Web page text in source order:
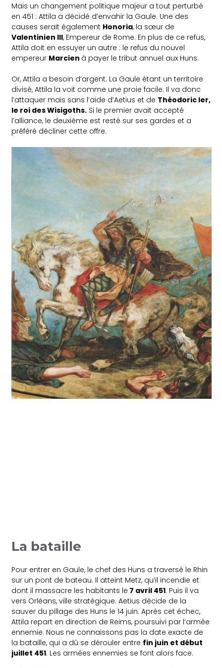
Mais un changement politique majeur a tout perturbé
en 451 : Attila a décidé d’envahir la Gaule. Une des
causes serait également Honoria, la sœur de
Valentinien III, Empereur de Rome. En plus de ce refus,
Attila doit en essuyer un autre : le refus du nouvel
empereur Marcien à payer le tribut annuel aux Huns.
Or, Attila a besoin d’argent. La Gaule étant un territoire
divisé, Attila la voit comme une proie facile. Il va donc
l’attaquer mais sans l’aide d’Aetius et de Théodoric Ier,
le roi des Wisigoths. Si le premier avait accepté
l’alliance, le deuxième est resté sur ses gardes et a
préféré décliner cette offre.
La bataille
Pour entrer en Gaule, le chef des Huns a traversé le Rhin
sur un pont de bateau. Il atteint Metz, qu’il incendie et
dont il massacre les habitants le 7 avril 451. Puis il va
vers Orléans, ville stratégique. Aetius décide de la
sauver du pillage des Huns le 14 juin. Après cet échec,
Attila repart en direction de Reims, poursuivi par l’armée
ennemie. Nous ne connaissons pas la date exacte de
la bataille, qui a dû se dérouler entre fin juin et début
juillet 451. Les armées ennemies se font alors face.